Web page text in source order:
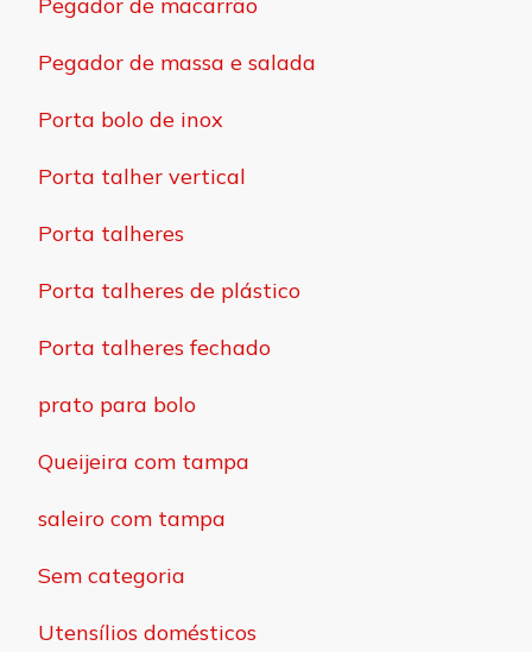
Pegador de massa e salada
Porta bolo de inox
Porta talher vertical
Porta talheres
Porta talheres de plástico
Porta talheres fechado
prato para bolo
Queijeira com tampa
saleiro com tampa
Sem categoria
Utensílios domésticos